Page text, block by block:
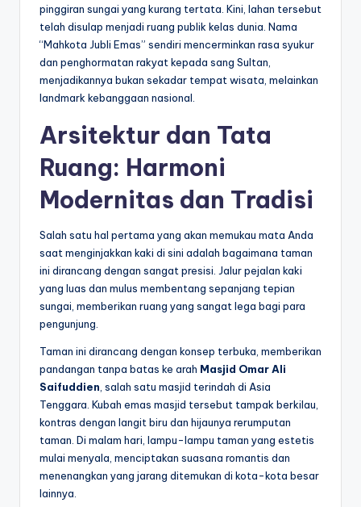
pinggiran sungai yang kurang tertata. Kini, lahan tersebut
telah disulap menjadi ruang publik kelas dunia. Nama
“Mahkota Jubli Emas” sendiri mencerminkan rasa syukur
dan penghormatan rakyat kepada sang Sultan,
menjadikannya bukan sekadar tempat wisata, melainkan
landmark kebanggaan nasional.
Arsitektur dan Tata
Ruang: Harmoni
Modernitas dan Tradisi
Salah satu hal pertama yang akan memukau mata Anda
saat menginjakkan kaki di sini adalah bagaimana taman
ini dirancang dengan sangat presisi. Jalur pejalan kaki
yang luas dan mulus membentang sepanjang tepian
sungai, memberikan ruang yang sangat lega bagi para
pengunjung.
Taman ini dirancang dengan konsep terbuka, memberikan
pandangan tanpa batas ke arah Masjid Omar Ali
Saifuddien, salah satu masjid terindah di Asia
Tenggara. Kubah emas masjid tersebut tampak berkilau,
kontras dengan langit biru dan hijaunya rerumputan
taman. Di malam hari, lampu-lampu taman yang estetis
mulai menyala, menciptakan suasana romantis dan
menenangkan yang jarang ditemukan di kota-kota besar
lainnya.